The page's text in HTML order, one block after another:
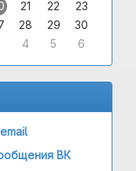
21 22
23
28 29
30
4 5 6
ВК